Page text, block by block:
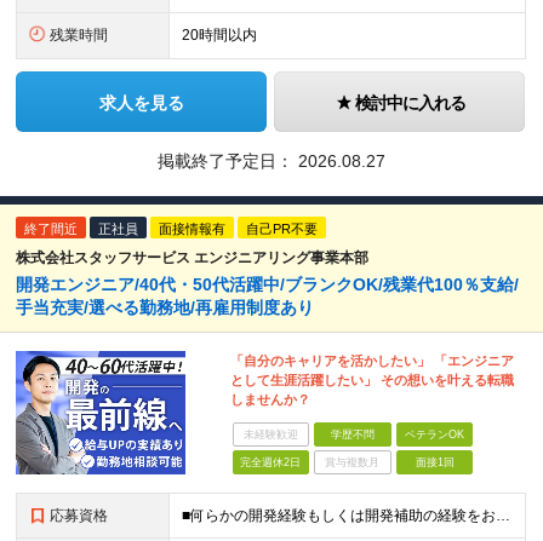
残業時間 20時間以内
求人を見る 検討中に入れる
掲載終了予定日： 2026.08.27
終了間近 正社員 面接情報有 自己PR不要
株式会社スタッフサービス エンジニアリング事業本部
開発エンジニア/40代・50代活躍中/ブランクOK/残業代100％支給/
手当充実/選べる勤務地/再雇用制度あり
「自分のキャリアを活かしたい」 「エンジニア
として生涯活躍したい」 その想いを叶える転職
しませんか？
未経験歓迎 学歴不問 ベテランOK
完全週休2日 賞与複数月 面接1回
応募資格 ■何らかの開発経験もしくは開発補助の経験をお持ちの方 ■学歴不問 ★ブランクのある方、地方在住の方も大歓迎です！